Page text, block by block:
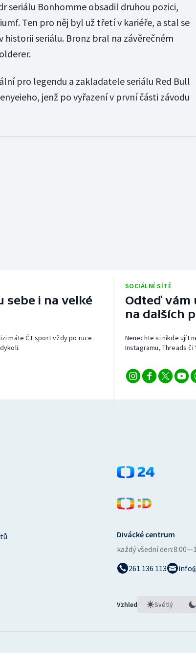
seriálu Bonhomme obsadil druhou pozici,
Ten pro něj byl už třetí v kariéře, a stal se
historii seriálu. Bronz bral na závěrečném
pro legendu a zakladatele seriálu Red Bull
jenž po vyřazení v první části závodu
sebe i na velké
máte ČT sport vždy po ruce.
SOCIÁLNÍ SÍTĚ
Odteď vám
na dalších
Nenechte si nikde ujít
Instagramu, Threads či
Divácké centrum
každý všední den:
261 136 113
Vzhled Světlý